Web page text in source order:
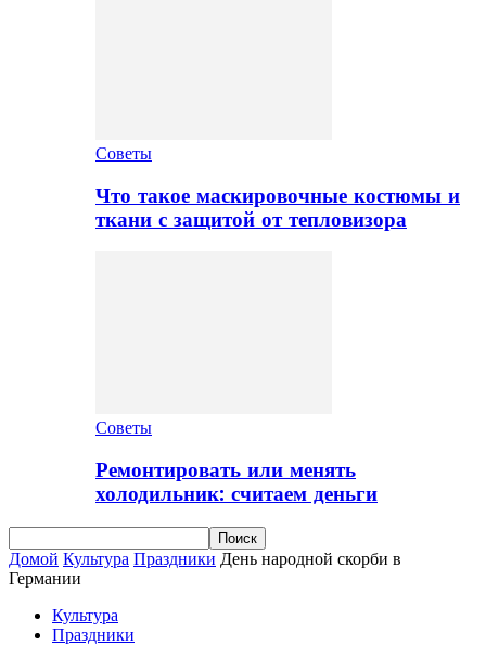
Советы
Что такое маскировочные костюмы и
ткани с защитой от тепловизора
Советы
Ремонтировать или менять
холодильник: считаем деньги
Домой Культура Праздники День народной скорби в
Германии
Культура
Праздники